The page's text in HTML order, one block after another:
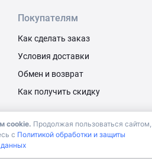
cookie. Продолжая пользоваться сайтом,
с Политикой обработки и защиты
Покупателям
Как сделать заказ
Условия доставки
Обмен и возврат
Как получить скидку